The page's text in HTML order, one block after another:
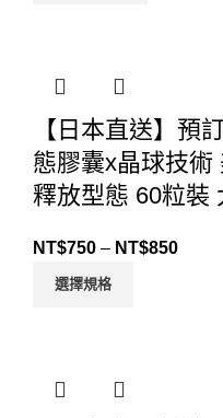
【日本直送】預
態膠囊x晶球技術
釋放型態 60粒裝
NT$750 – NT$850
選擇規格